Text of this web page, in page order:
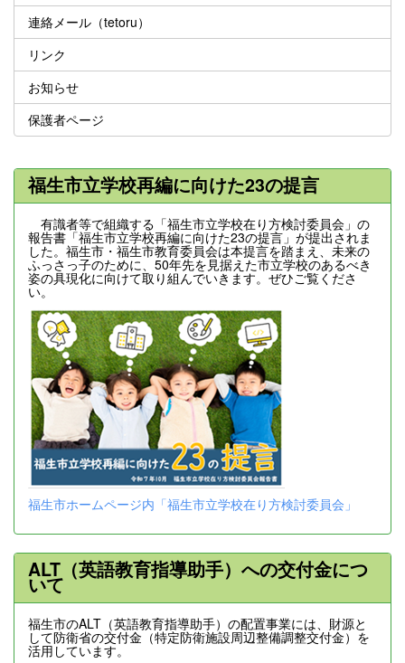
連絡メール（tetoru）
リンク
お知らせ
保護者ページ
福生市立学校再編に向けた23の提言
有識者等で組織する「福生市立学校在り方検討委員会」の
報告書「福生市立学校再編に向けた23の提言」が提出されま
した。福生市・福生市教育委員会は本提言を踏まえ、未来の
ふっさっ子のために、50年先を見据えた市立学校のあるべき
姿の具現化に向けて取り組んでいきます。ぜひご覧くださ
い。
福生市ホームページ内「福生市立学校在り方検討委員会」
ALT（英語教育指導助手）への交付金につ
いて
福生市のALT（英語教育指導助手）の配置事業には、財源と
して防衛省の交付金（特定防衛施設周辺整備調整交付金）を
活用しています。